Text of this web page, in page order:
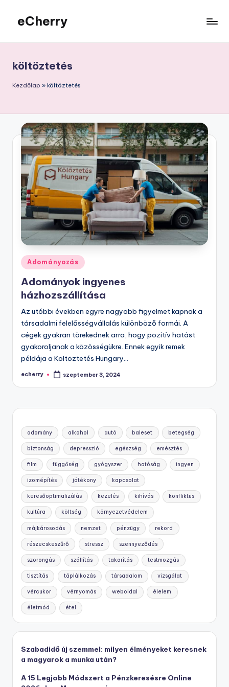
content
eCherry
nagyvilágból
költöztetés
Kezdőlap » költöztetés
Posted
in
Adományozás
Adományok ingyenes
házhozszállítása
Az utóbbi években egyre nagyobb figyelmet kapnak a
társadalmi felelősségvállalás különböző formái. A
cégek gyakran törekednek arra, hogy pozitív hatást
gyakoroljanak a közösségükre. Ennek egyik remek
példája a Költöztetés Hungary…
Posted
echerry szeptember 3, 2024
adomány alkohol autó baleset betegség
biztonság depresszió egészség emésztés
film függőség gyógyszer hatóság ingyen
izomépítés jótékony kapcsolat
keresőoptimalizálás kezelés kihívás konfliktus
kultúra költség környezetvédelem
májkárosodás nemzet pénzügy rekord
részecskeszűrő stressz szennyeződés
szorongás szállítás takarítás testmozgás
tisztítás táplálkozás társadalom vizsgálat
vércukor vérnyomás weboldal élelem
életmód étel
Szabadidő új szemmel: milyen élményeket keresnek
a magyarok a munka után?
A 15 Legjobb Módszert a Pénzkeresésre Online